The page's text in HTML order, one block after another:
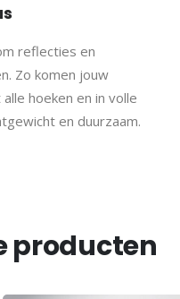
reflecties en
Zo komen jouw
hoeken en in volle
en duurzaam.
producten